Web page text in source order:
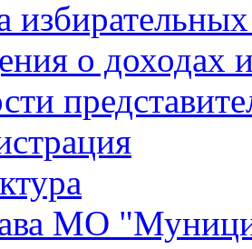
о доходах
МО